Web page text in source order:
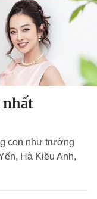
nhất
con như trường
Hà Kiều Anh,